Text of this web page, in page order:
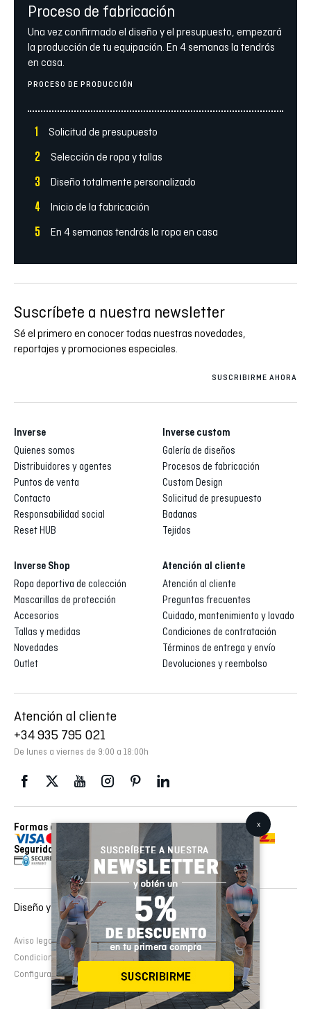
Proceso de fabricación
Una vez confirmado el diseño y el presupuesto, empezará
la producción de tu equipación. En 4 semanas la tendrás
en casa.
PROCESO DE PRODUCCIÓN
1 Solicitud de presupuesto
2 Selección de ropa y tallas
3 Diseño totalmente personalizado
4 Inicio de la fabricación
5 En 4 semanas tendrás la ropa en casa
Suscríbete a nuestra newsletter
Sé el primero en conocer todas nuestras novedades,
reportajes y promociones especiales.
SUSCRIBIRME AHORA
Inverse
Quienes somos
Distribuidores y agentes
Puntos de venta
Contacto
Responsabilidad social
Reset HUB
Inverse custom
Galería de diseños
Procesos de fabricación
Custom Design
Solicitud de presupuesto
Badanas
Tejidos
Inverse Shop
Ropa deportiva de colección
Mascarillas de protección
Accesorios
Tallas y medidas
Novedades
Outlet
Atención al cliente
Atención al cliente
Preguntas frecuentes
Cuidado, mantenimiento y lavado
Condiciones de contratación
Términos de entrega y envío
Devoluciones y reembolso
Atención al cliente
+34 935 795 021
De lunes a viernes de 9:00 a 18:00h
Formas de pago
Envios realizados con
Seguridad
Aviso legal Política de cookies
Política de privacidad
Condiciones de contratación
Configurar cookies
Diseño y desarrollo web : EMFASI